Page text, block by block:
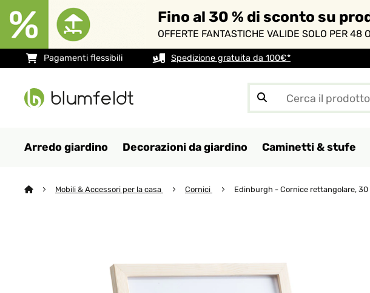
Fino al 30 % di sconto su
OFFERTE FANTASTICHE VALIDE SOLO PER 48
Pagamenti flessibili Spedizione gratuita da 100€*
Arredo giardino Decorazioni da giardino Caminetti & stufe
Mobili & Accessori per la casa Cornici Edinburgh - Cornice rettangolare, 30